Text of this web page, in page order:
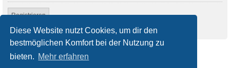
Diese Website nutzt Cookies, um dir den
bestmöglichen Komfort bei der Nutzung zu
bieten. Mehr erfahren
Registrieren
Startseite Foren-Übersicht